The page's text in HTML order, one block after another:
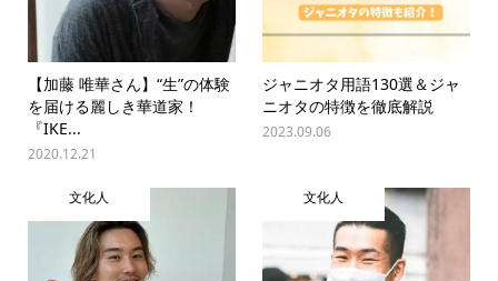
【加藤 唯華さん】“生”の体験
を届ける麗しき華道家！
『IKE...
2020.12.21
ジャニオタ用語130選＆ジャ
ニオタの特徴を徹底解説
2023.09.06
文化人 文化人